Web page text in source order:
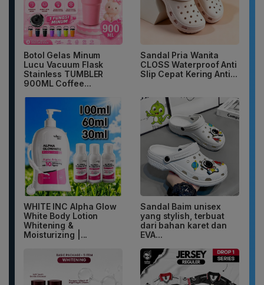
Botol Gelas Minum
Lucu Vacuum Flask
Stainless TUMBLER
900ML Coffee...
Sandal Pria Wanita
CLOSS Waterproof Anti
Slip Cepat Kering Anti...
WHITE INC Alpha Glow
White Body Lotion
Whitening &
Moisturizing |...
Sandal Baim unisex
yang stylish, terbuat
dari bahan karet dan
EVA...